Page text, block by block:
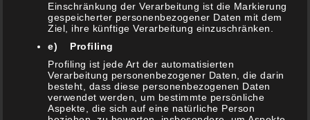
Rosenkohl
3. Februar 2021
30. Januar 2021
1000 DANK
29. Januar 2021
Einschränkung der Verarbeitung ist die Markierung
gespeicherter personenbezogener Daten mit dem
Ziel, ihre künftige Verarbeitung einzuschränken.
e) Profiling
Profiling ist jede Art der automatisierten
Verarbeitung personenbezogener Daten, die darin
besteht, dass diese personenbezogenen Daten
verwendet werden, um bestimmte persönliche
Aspekte, die sich auf eine natürliche Person